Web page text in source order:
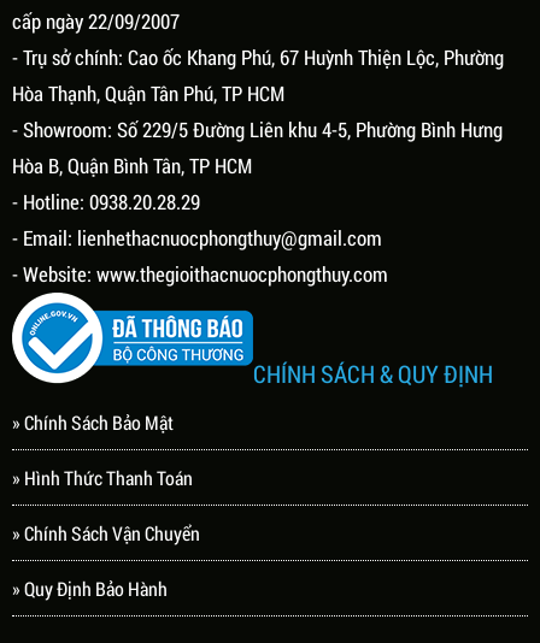
cấp ngày 22/09/2007
- Trụ sở chính: Cao ốc Khang Phú, 67 Huỳnh Thiện Lộc, Phường
Hòa Thạnh, Quận Tân Phú, TP HCM
- Showroom: Số 229/5 Đường Liên khu 4-5, Phường Bình Hưng
Hòa B, Quận Bình Tân, TP HCM
- Hotline: 0938.20.28.29
- Email: lienhethacnuocphongthuy@gmail.com
- Website: www.thegioithacnuocphongthuy.com
CHÍNH SÁCH & QUY ĐỊNH
» Chính Sách Bảo Mật
» Hình Thức Thanh Toán
» Chính Sách Vận Chuyển
» Quy Định Bảo Hành